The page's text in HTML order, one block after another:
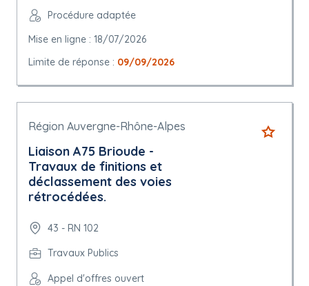
Procédure adaptée
Mise en ligne : 18/07/2026
Limite de réponse : 09/09/2026
Région Auvergne-Rhône-Alpes
Liaison A75 Brioude -
Travaux de finitions et
déclassement des voies
rétrocédées.
43 - RN 102
Travaux Publics
Appel d'offres ouvert